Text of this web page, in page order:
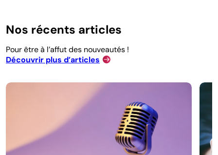
Nos récents articles
Pour être à l’affut des nouveautés !
Découvrir plus d’articles